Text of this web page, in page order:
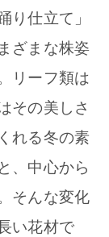
り仕立て」
ざまな株姿
リーフ類は
その美しさ
れる冬の素
、中心から
そんな変化
い花材で